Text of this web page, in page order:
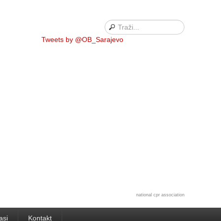
Tweets by @OB_Sarajevo
national cpr association
Kontakt